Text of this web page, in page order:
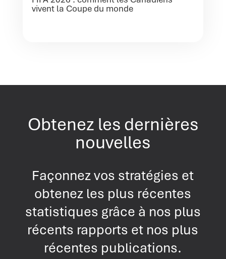
vivent la Coupe du monde
Obtenez les dernières
nouvelles
Façonnez vos stratégies et
obtenez les plus récentes
statistiques grâce à nos plus
récents rapports et nos plus
récentes publications.